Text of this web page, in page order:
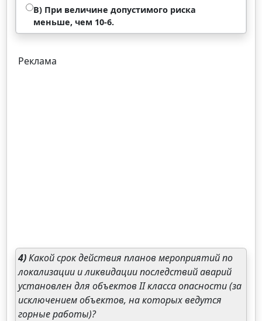
В) При величине допустимого риска
меньше, чем 10-6.
Реклама
4)Какой срок действия планов мероприятий по
локализации и ликвидации последствий аварий
установлен для объектов II класса опасности (за
исключением объектов, на которых ведутся
горные работы)?